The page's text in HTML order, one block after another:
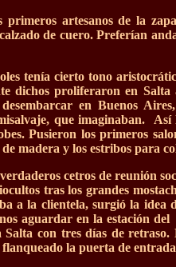
artesanos de la
de cuero. Preferían
tenía cierto tono
dichos proliferaron en
en Buenos
que imaginaban.
Pusieron los primeros
madera y los estribos para
cetros de reunión
tras los grandes
a la clientela, surgió la idea
aguardar en la estación
con tres días de retraso.
flanqueado la puerta de